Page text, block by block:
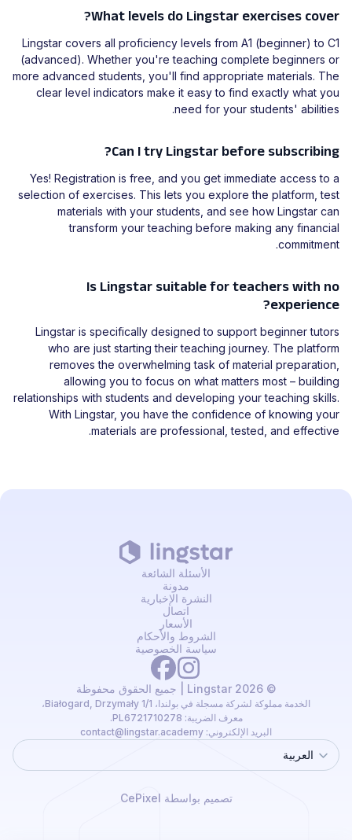
What levels do Lingstar exercises cover?
Lingstar covers all proficiency levels from A1 (beginner) to C1
(advanced). Whether you're teaching complete beginners or
more advanced students, you'll find appropriate materials. The
clear level indicators make it easy to find exactly what you
need for your students' abilities.
Can I try Lingstar before subscribing?
Yes! Registration is free, and you get immediate access to a
selection of exercises. This lets you explore the platform, test
materials with your students, and see how Lingstar can
transform your teaching before making any financial
commitment.
Is Lingstar suitable for teachers with no
experience?
Lingstar is specifically designed to support beginner tutors
who are just starting their teaching journey. The platform
removes the overwhelming task of material preparation,
allowing you to focus on what matters most – building
relationships with students and developing your teaching skills.
With Lingstar, you have the confidence of knowing your
materials are professional, tested, and effective.
© 2026 Lingstar | جميع الحقوق محفوظة
الخدمة مملوكة لشركة مسجلة في بولندا، Białogard, Drzymały 1/1،
معرف الضريبة: PL6721710278.
البريد الإلكتروني: contact@lingstar.academy
الأسئلة الشائعة
مدونة
النشرة الإخبارية
اتصال
الأسعار
الشروط والأحكام
سياسة الخصوصية
Language
العربية
تصميم بواسطة CePixel